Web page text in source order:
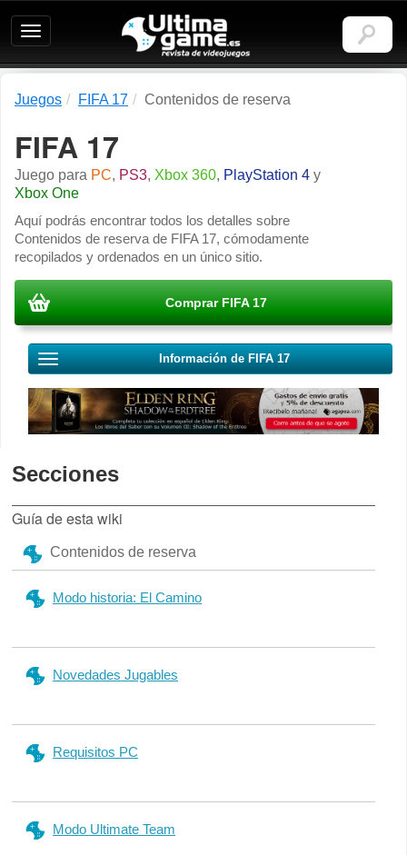
Ultimagame:
Revista
de
Juegos FIFA 17 Contenidos de reserva
FIFA 17
Juego para PC, PS3, Xbox 360, PlayStation 4 y
Xbox One
Aquí podrás encontrar todos los detalles sobre
Contenidos de reserva de FIFA 17, cómodamente
recopilados y ordenados en un único sitio.
Comprar FIFA 17
Información de FIFA 17
Secciones
Guía de esta wiki
Contenidos de reserva
Modo historia: El Camino
Novedades Jugables
Requisitos PC
Modo Ultimate Team